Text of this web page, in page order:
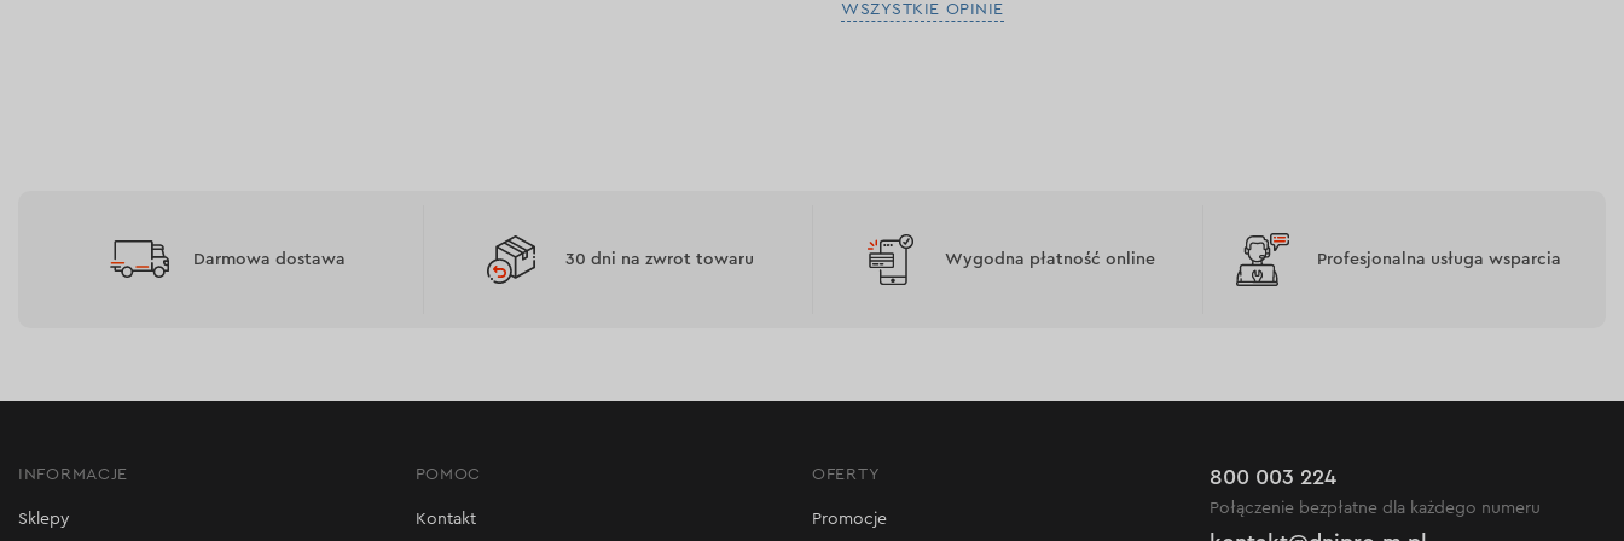
WSZYSTKIE OPINIE
Darmowa dostawa 30 dni na zwrot towaru Wygodna płatność online Profesjonalna usługa wsparcia
INFORMACJE
Sklepy
POMOC
Kontakt
OFERTY
Promocje
800 003 224
Połączenie bezpłatne dla każdego numeru